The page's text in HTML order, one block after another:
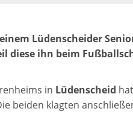
Lüdenscheider
diese ihn beim
in Lüdenscheid
beiden klagten